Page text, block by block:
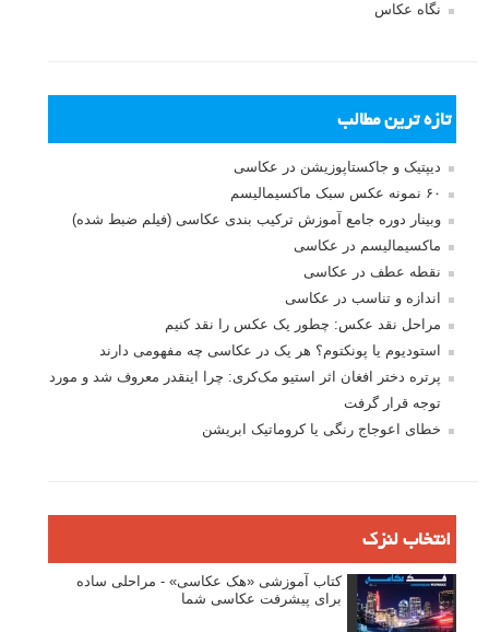
نگاه عکاس
تازه ترین مطالب
دیپتیک و جاکستا‌پوزیشن در عکاسی
۶۰ نمونه عکس سبک ماکسیمالیسم
وبینار دوره جامع آموزش ترکیب بندی عکاسی (فیلم ضبط شده)
ماکسیمالیسم در عکاسی
نقطه عطف در عکاسی
اندازه و تناسب در عکاسی
مراحل نقد عکس: چطور یک عکس را نقد کنیم
استودیوم یا پونکتوم؟ هر یک در عکاسی چه مفهومی دارند
پرتره دختر افغان اثر استیو مک‌کری: چرا اینقدر معروف شد و مورد
توجه قرار گرفت
خطای اعوجاج رنگی یا کروماتیک ابریشن
انتخاب لنزک
کتاب آموزشی «هک عکاسی» - مراحلی ساده
برای پیشرفت عکاسی شما